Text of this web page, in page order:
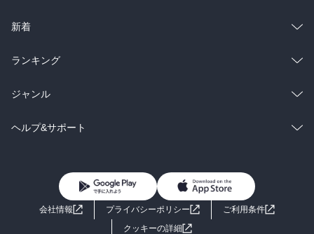
ラノベ
雑誌・グラビア
BL・TL
総合
ラノベ
雑誌・グラビア
BL・TL
新着
総合
ラノベ
雑誌・グラビア
ランキング
総合
ラノベ
ジャンル
コミック
ライトノベル 男子向けラノベ
小説
ヘルプ&サポート
よくあるご質問 お問い合わせ
会社情報 プライバシーポリシー
ご利用条件
クッキーの詳細